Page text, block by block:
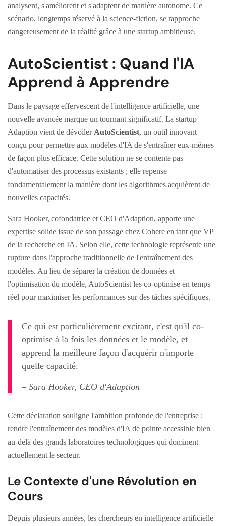
analysent, s'améliorent et s'adaptent de manière autonome. Ce
scénario, longtemps réservé à la science-fiction, se rapproche
dangereusement de la réalité grâce à une startup ambitieuse.
AutoScientist : Quand l'IA
Apprend à Apprendre
Dans le paysage effervescent de l'intelligence artificielle, une
nouvelle avancée marque un tournant significatif. La startup
Adaption vient de dévoiler AutoScientist, un outil innovant
conçu pour permettre aux modèles d'IA de s'entraîner eux-mêmes
de façon plus efficace. Cette solution ne se contente pas
d'automatiser des processus existants ; elle repense
fondamentalement la manière dont les algorithmes acquièrent de
nouvelles capacités.
Sara Hooker, cofondatrice et CEO d'Adaption, apporte une
expertise solide issue de son passage chez Cohere en tant que VP
de la recherche en IA. Selon elle, cette technologie représente une
rupture dans l'approche traditionnelle de l'entraînement des
modèles. Au lieu de séparer la création de données et
l'optimisation du modèle, AutoScientist les co-optimise en temps
réel pour maximiser les performances sur des tâches spécifiques.
Ce qui est particulièrement excitant, c'est qu'il co-
optimise à la fois les données et le modèle, et
apprend la meilleure façon d'acquérir n'importe
quelle capacité.
– Sara Hooker, CEO d'Adaption
Cette déclaration souligne l'ambition profonde de l'entreprise :
rendre l'entraînement des modèles d'IA de pointe accessible bien
au-delà des grands laboratoires technologiques qui dominent
actuellement le secteur.
Le Contexte d'une Révolution en
Cours
Depuis plusieurs années, les chercheurs en intelligence artificielle